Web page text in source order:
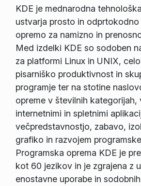
KDE je mednarodna
ustvarja prosto in
opremo za namizno in
Med izdelki KDE so sodoben
za platformi Linux in UNIX,
pisarniško produktivnost in
programje ter na stotine
opreme v številnih kategorijah,
internetnimi in spletnimi
večpredstavnostjo, zabavo,
grafiko in razvojem
Programska oprema KDE je
kot 60 jezikov in je zgrajena z
enostavne uporabe in